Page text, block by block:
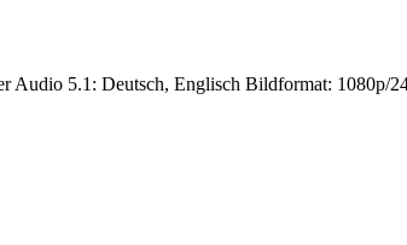
Audio 5.1: Deutsch, Englisch Bildformat: 1080p/